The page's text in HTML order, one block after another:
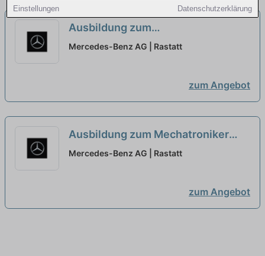
Einstellungen Datenschutzerklärung
Ausbildung zum
Fertigungsmechaniker (w/m/d),
Mercedes-Benz AG | Rastatt
zum Angebot
Ausbildung zum Mechatroniker
(w/m/d), Mercedes-Benz AG, Werk
Mercedes-Benz AG | Rastatt
zum Angebot